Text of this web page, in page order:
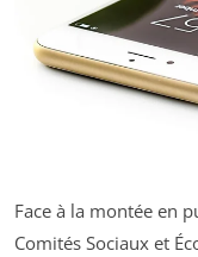
Face à la montée en
Comités Sociaux et